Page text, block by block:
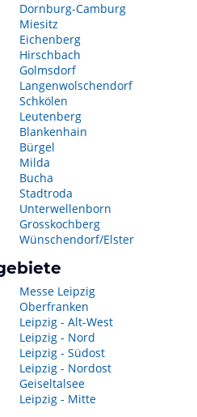
Dornburg-Camburg
Miesitz
Eichenberg
Hirschbach
Golmsdorf
Langenwolschendorf
Schkölen
Leutenberg
Blankenhain
Bürgel
Milda
Bucha
Stadtroda
Unterwellenborn
Grosskochberg
Wünschendorf/Elster
Messe Leipzig
Oberfranken
Leipzig - Alt-West
Leipzig - Nord
Leipzig - Südost
Leipzig - Nordost
Geiseltalsee
Leipzig - Mitte